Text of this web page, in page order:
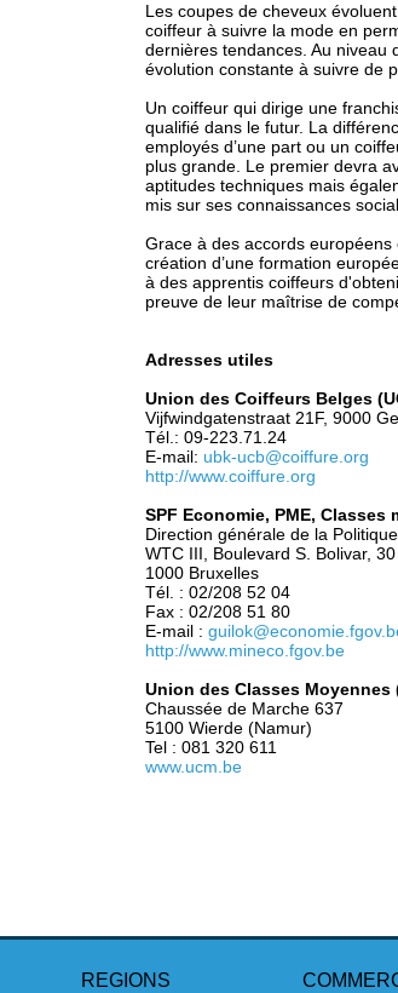
Les coupes de cheveux
coiffeur à suivre la mode en
dernières tendances. Au niveau
évolution constante à suivre de
Un coiffeur qui dirige une
qualifié dans le futur. La
employés d’une part ou un
plus grande. Le premier devra
aptitudes techniques mais
mis sur ses connaissances
Grace à des accords
création d’une formation
à des apprentis coiffeurs
preuve de leur maîtrise de
Adresses utiles
Union des Coiffeurs Belges
Vijfwindgatenstraat 21F, 9000
Tél.: 09-223.71.24
E-mail: ubk-ucb@coiffure.org
http://www.coiffure.org
SPF Economie, PME, Classes
Direction générale de la
WTC III, Boulevard S. Bolivar, 30
1000 Bruxelles
Tél. : 02/208 52 04
Fax : 02/208 51 80
E-mail :
http://www.mineco.fgov.be
Union des Classes Moyennes
Chaussée de Marche 637
5100 Wierde (Namur)
Tel : 081 320 611
www.ucm.be
REGIONS